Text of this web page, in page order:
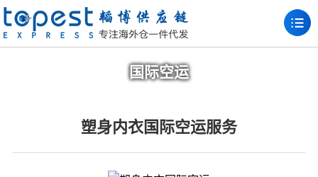
国际空运
塑身内衣国际空运服务